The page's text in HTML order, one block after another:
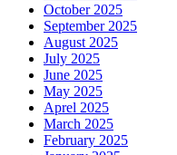
October 2025
September 2025
August 2025
July 2025
June 2025
May 2025
Aprel 2025
March 2025
February 2025